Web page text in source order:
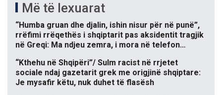
Më të lexuarat
“Humba gruan dhe djalin, ishin nisur për në punë”,
rrëfimi rrëqethës i shqiptarit pas aksidentit tragjik
në Greqi: Ma ndjeu zemra, i mora në telefon…
“Kthehu në Shqipëri”/ Sulm racist në rrjetet
sociale ndaj gazetarit grek me origjinë shqiptare:
Je mysafir këtu, nuk duhet të flasësh